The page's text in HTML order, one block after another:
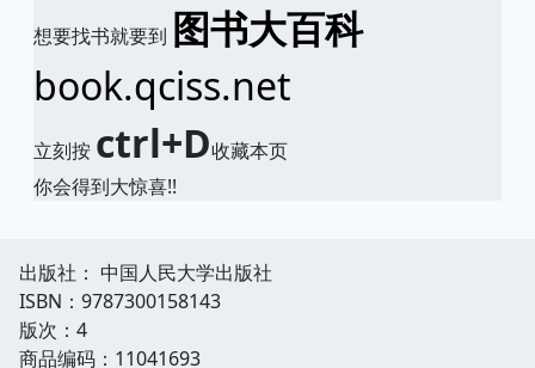
想要找书就要到 图书大百科
book.qciss.net
立刻按 ctrl+D收藏本页
你会得到大惊喜!!
出版社： 中国人民大学出版社
ISBN：9787300158143
版次：4
商品编码：11041693